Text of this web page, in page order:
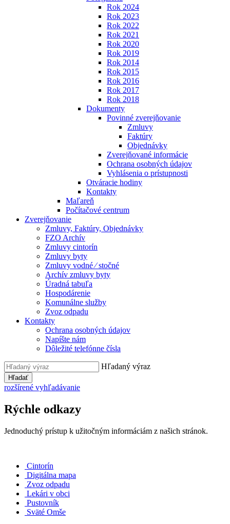
Rok 2024
Rok 2023
Rok 2022
Rok 2021
Rok 2020
Rok 2019
Rok 2014
Rok 2015
Rok 2016
Rok 2017
Rok 2018
Dokumenty
Povinné zverejňovanie
Zmluvy
Faktúry
Objednávky
Zverejňované informácie
Ochrana osobných údajov
Vyhlásenia o prístupnosti
Otváracie hodiny
Kontakty
Maľareň
Počítačové centrum
Zverejňovanie
Zmluvy, Faktúry, Objednávky
FZO Archív
Zmluvy cintorín
Zmluvy byty
Zmluvy vodné ⁄ stočné
Archív zmluvy byty
Úradná tabuľa
Hospodárenie
Komunálne služby
Zvoz odpadu
Kontakty
Ochrana osobných údajov
Napíšte nám
Dôležité telefónne čísla
Hľadaný výraz
Hľadať
rozšírené vyhľadávanie
Rýchle odkazy
Jednoduchý prístup k užitočným informáciám z našich stránok.
Cintorín
Digitálna mapa
Zvoz odpadu
Lekári v obci
Pustovník
Sväté Omše